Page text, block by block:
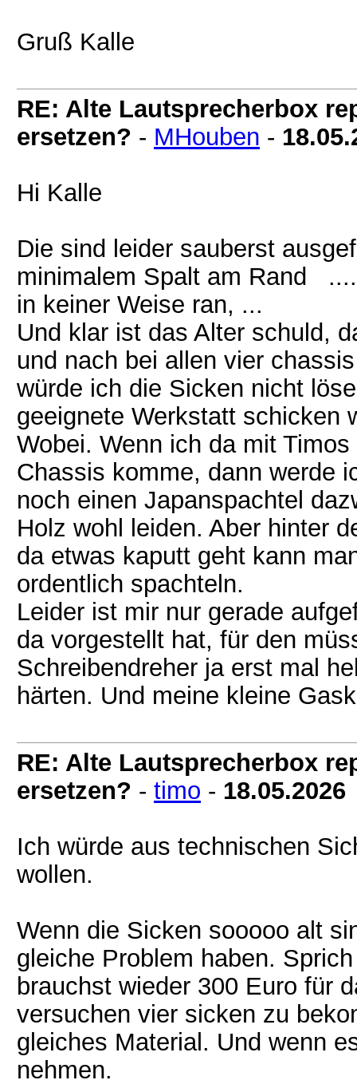
Gruß Kalle
RE: Alte Lautsprecherbox
ersetzen? - MHouben -
Hi Kalle
Die sind leider sauberst
minimalem Spalt am Rand
in keiner Weise ran, ...
Und klar ist das Alter schuld,
und nach bei allen vier
würde ich die Sicken nicht
geeignete Werkstatt schicken
Wobei. Wenn ich da mit
Chassis komme, dann werde
noch einen Japanspachtel
Holz wohl leiden. Aber hinter
da etwas kaputt geht kann
ordentlich spachteln.
Leider ist mir nur gerade
da vorgestellt hat, für den
Schreibendreher ja erst mal
härten. Und meine kleine
RE: Alte Lautsprecherbox
ersetzen? - timo - 18.05.2026
Ich würde aus technischen
wollen.
Wenn die Sicken sooooo alt
gleiche Problem haben.
brauchst wieder 300 Euro für
versuchen vier sicken zu
gleiches Material. Und wenn
nehmen.